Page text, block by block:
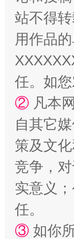
国家大学
站不得
用作品
任。如
② 凡本
自其它
策及文
竞争，
实意义
任。
③ 如你